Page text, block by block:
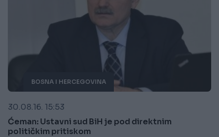
BOSNA I HERCEGOVINA
30.08.16. 15:53
Ćeman: Ustavni sud BiH je pod direktnim
političkim pritiskom